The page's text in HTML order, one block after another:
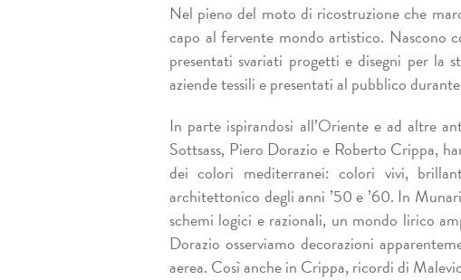
Nel pieno del moto di ricostruzione che
capo al fervente mondo artistico. Nascono
presentati svariati progetti e disegni per la
aziende tessili e presentati al pubblico
In parte ispirandosi all’Oriente e ad altre
Sottsass, Piero Dorazio e Roberto Crippa,
dei colori mediterranei: colori vivi,
architettonico degli anni ’50 e ’60. In
schemi logici e razionali, un mondo lirico
Dorazio osserviamo decorazioni
aerea. Così anche in Crippa, ricordi di